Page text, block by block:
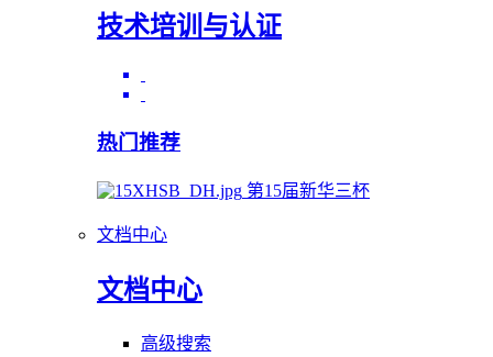
技术培训与认证
热门推荐
第15届新华三杯
文档中心
文档中心
高级搜索